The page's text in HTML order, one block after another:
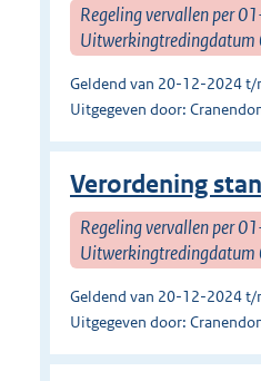
Regeling vervallen per
Geldend van 20-12-2024
Uitgegeven door:
Verordening
Regeling vervallen per
Geldend van 20-12-2024
Uitgegeven door: